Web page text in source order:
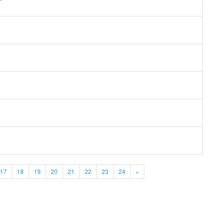
17 18 19 20 21 22 23 24 »